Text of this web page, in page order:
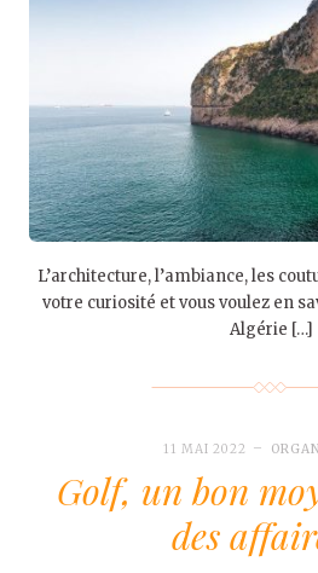
L’architecture, l’ambiance, les
votre curiosité et vous voulez en
Algérie […]
11 MAI 2022
Golf, un bon
des